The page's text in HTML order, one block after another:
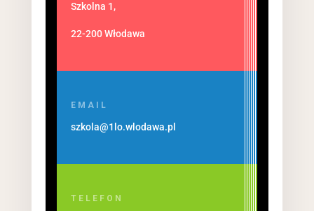
Szkolna 1,
22-200 Włodawa
EMAIL
szkola@1lo.wlodawa.pl
TELEFON